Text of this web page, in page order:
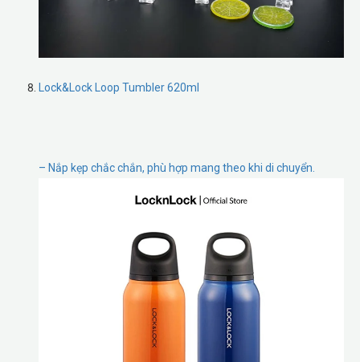
Lock&Lock Loop Tumbler 620ml
– Nắp kẹp chắc chắn, phù hợp mang theo khi di chuyển.